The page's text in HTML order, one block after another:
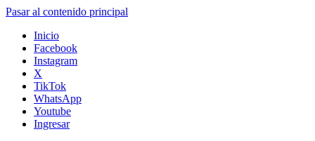
Pasar al contenido principal
Inicio
Facebook
Instagram
X
TikTok
WhatsApp
Youtube
Ingresar